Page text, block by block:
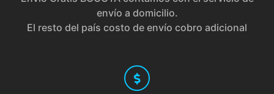
envío a domicilio.
El resto del país costo de envío cobro adicional